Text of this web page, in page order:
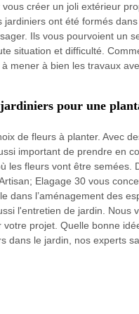
créer un joli extérieur
jardiniers ont été formés
Ils vous pourvoient un
situation et difficulté.
mener à bien les travaux
jardiniers pour une
de fleurs à planter. Avec
important de prendre en
les fleurs vont être semées.
Elagage 30 vous
dans l’aménagement des
l'entretien de jardin. Nous
votre projet. Quelle bonne
dans le jardin, nos experts